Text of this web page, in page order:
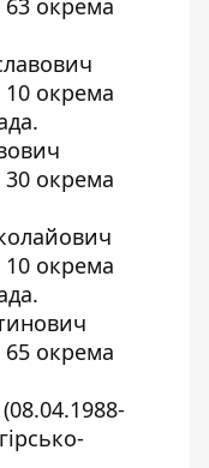
63 окрема
10 окрема
30 окрема
10 окрема
65 окрема